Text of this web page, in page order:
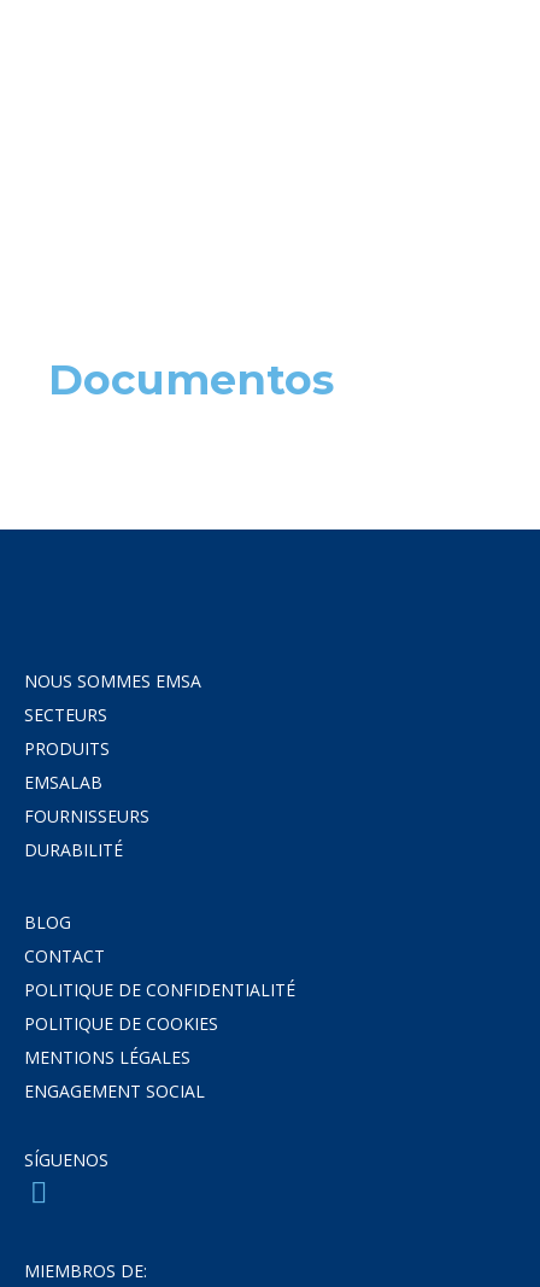
Documentos
NOUS SOMMES EMSA
SECTEURS
PRODUITS
EMSALAB
FOURNISSEURS
DURABILITÉ
BLOG
CONTACT
POLITIQUE DE CONFIDENTIALITÉ
POLITIQUE DE COOKIES
MENTIONS LÉGALES
ENGAGEMENT SOCIAL
SÍGUENOS
MIEMBROS DE: